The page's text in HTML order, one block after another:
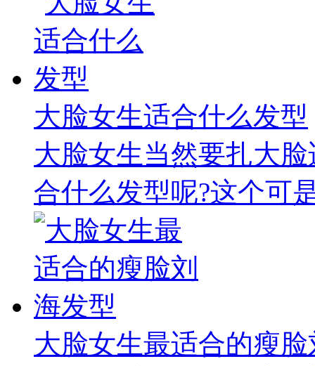
大脸女生适合什么发型
大脸女生当然要扎大
合什么发型呢?这个可
大脸女生最适合的瘦